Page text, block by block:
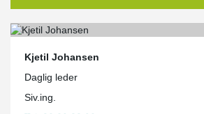
Kjetil Johansen
Daglig leder
Siv.ing.